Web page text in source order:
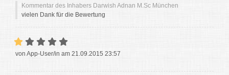
Kommentar des Inhabers Darwish Adnan M.Sc München
vielen Dank für die Bewertung
von App-User/in am 21.09.2015 23:57